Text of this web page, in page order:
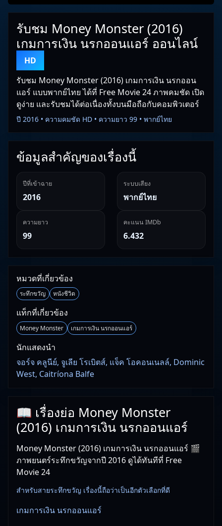
รับชม Money Monster (2016)
เกมการเงิน นรกออนแอร์ ออนไลน์
HD
รับชม Money Monster (2016) เกมการเงิน นรกออน
แอร์ แบบพากย์ไทย ได้ที่ Free Movie 24 ภาพคมชัด เปิด
ดูง่าย และรับชมได้ต่อเนื่องทั้งบนมือถือกับคอมพิวเตอร์
ปี 2016 • ความคมชัด HD • ความยาว 99 • พากย์ไทย
ข้อมูลสำคัญของเรื่องนี้
ปีที่เข้าฉาย
2016
ระบบเสียง
พากย์ไทย
ความยาว
99
คะแนน IMDb
6.432
หมวดที่เกี่ยวข้อง
ระทึกขวัญ หนังชีวิต
แท็กที่เกี่ยวข้อง
Money Monster เกมการเงิน นรกออนแอร์
นักแสดงนำ
จอร์จ คลูนีย์, จูเลีย โรเบิตส์, แจ็ค โอคอนเนลล์, Dominic
West, Caitríona Balfe
📖 เรื่องย่อ Money Monster
(2016) เกมการเงิน นรกออนแอร์
Money Monster (2016) เกมการเงิน นรกออนแอร์ 🎬
ภาพยนตร์ระทึกขวัญจากปี 2016 ดูได้ทันทีที่ Free
Movie 24
สำหรับสายระทึกขวัญ เรื่องนี้ถือว่าเป็นอีกตัวเลือกที่ดี
เกมการเงิน นรกออนแอร์